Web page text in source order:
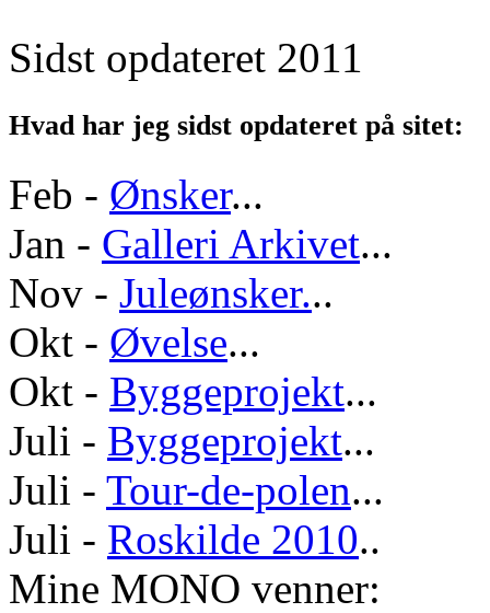
Sidst opdateret 2011
Hvad har jeg sidst opdateret på sitet:
Feb - Ønsker...
Jan - Galleri Arkivet...
Nov - Juleønsker...
Okt - Øvelse...
Okt - Byggeprojekt...
Juli - Byggeprojekt...
Juli - Tour-de-polen...
Juli - Roskilde 2010..
Mine MONO venner: